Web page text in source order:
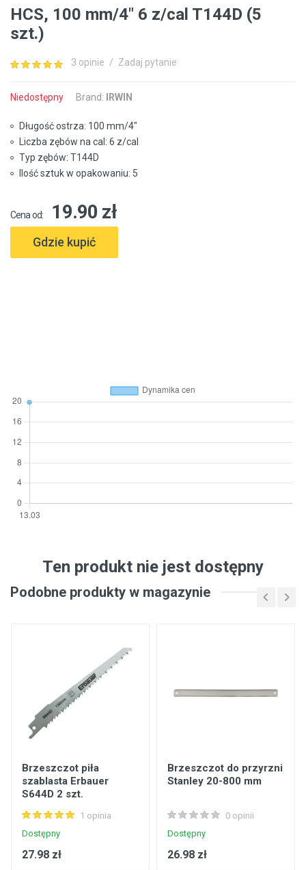
HCS, 100 mm/4″ 6 z/cal T144D (5
szt.)
3 opinie / Zadaj pytanie
Niedostępny Brand: IRWIN
Długość ostrza: 100 mm/4″
Liczba zębów na cal: 6 z/cal
Typ zębów: T144D
Ilość sztuk w opakowaniu: 5
Cena od: 19.90 zł
Gdzie kupić
Ten produkt nie jest dostępny
Podobne produkty w magazynie
Brzeszczot piła
szablasta Erbauer
S644D 2 szt.
1 opinia
Dostępny
27.98 zł
Brzeszczot do przyrzni
Stanley 20-800 mm
0 opinii
Dostępny
26.98 zł